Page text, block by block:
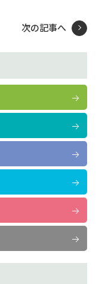
次の記事へ